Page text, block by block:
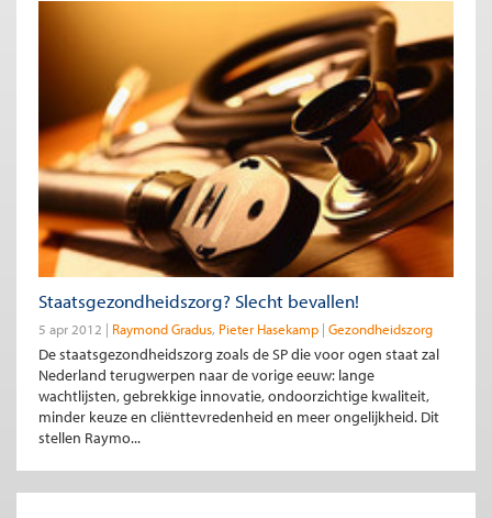
Staatsgezondheidszorg? Slecht bevallen!
5 apr 2012 Raymond Gradus Pieter Hasekamp Gezondheidszorg
De staatsgezondheidszorg zoals de SP die voor ogen staat zal
Nederland terugwerpen naar de vorige eeuw: lange
wachtlijsten, gebrekkige innovatie, ondoorzichtige kwaliteit,
minder keuze en cliënttevredenheid en meer ongelijkheid. Dit
stellen Raymo...